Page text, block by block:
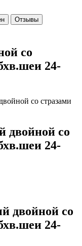
Отзывы
со
24-
со стразами
двойной со
24-
двойной со
24-